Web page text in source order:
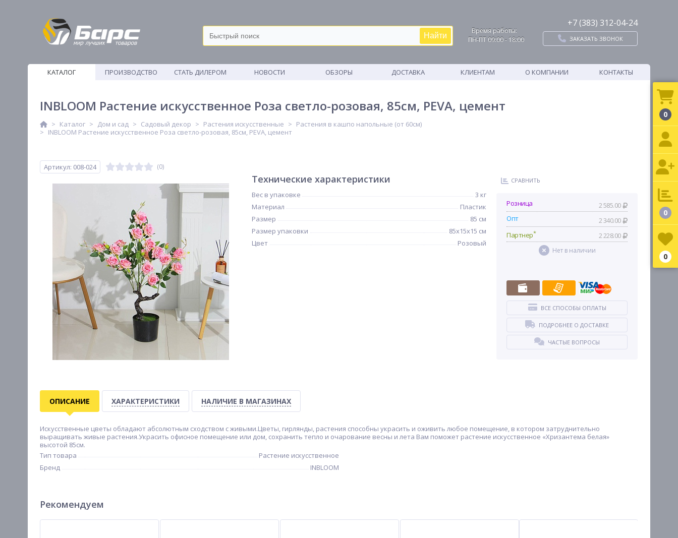
Найти
Время работы:
ПН-ПТ 09:00 - 18:00
+7 (383) 312-04-24
ЗАКАЗАТЬ ЗВОНОК
КАТАЛОГ
ПРОИЗВОДСТВО
СТАТЬ ДИЛЕРОМ НОВОСТИ ОБЗОРЫ ДОСТАВКА КЛИЕНТАМ О КОМПАНИИ КОНТАКТЫ
INBLOOM Растение искусственное Роза светло-розовая, 85см, PEVA, цемент
Каталог Дом и сад Садовый декор Растения искусственные
Растения в кашпо напольные (от 60см)
INBLOOM Растение искусственное Роза светло-розовая, 85см, PEVA, цемент
Артикул: 008-024 (0)
Технические характеристики
Вес в упаковке
3 кг
Материал
Пластик
Размер
85 см
Размер упаковки
85х15х15 см
Цвет
Розовый
СРАВНИТЬ
Розница
2 585.00
Опт
2 340.00
Партнер* 2 228.00
Нет в наличии
ВСЕ СПОСОБЫ ОПЛАТЫ
ПОДРОБНЕЕ О ДОСТАВКЕ
ЧАСТЫЕ ВОПРОСЫ
ОПИСАНИЕ ХАРАКТЕРИСТИКИ НАЛИЧИЕ В МАГАЗИНАХ
Искусственные цветы обладают абсолютным сходством с живыми.Цветы, гирлянды, растения способны украсить и оживить любое помещение, в котором затруднительно
выращивать живые растения.Украсить офисное помещение или дом, сохранить тепло и очарование весны и лета Вам поможет растение искусственное «Хризантема белая»
высотой 85см.
Тип товара
Растение искусственное
Бренд
INBLOOM
Рекомендуем
0
0
0